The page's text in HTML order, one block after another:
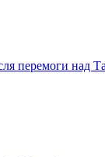
перемоги над